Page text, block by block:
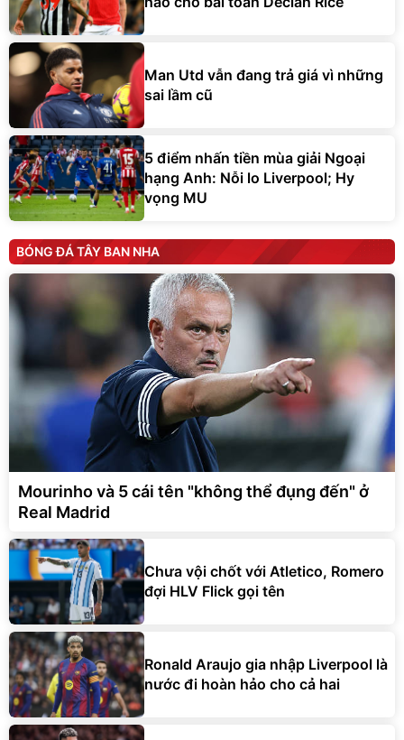
Man Utd vẫn đang trả giá vì những
sai lầm cũ
5 điểm nhấn tiền mùa giải Ngoại
hạng Anh: Nỗi lo Liverpool; Hy
vọng MU
BÓNG ĐÁ TÂY BAN NHA
Mourinho và 5 cái tên "không thể đụng đến" ở
Real Madrid
Chưa vội chốt với Atletico, Romero
đợi HLV Flick gọi tên
Ronald Araujo gia nhập Liverpool là
nước đi hoàn hảo cho cả hai